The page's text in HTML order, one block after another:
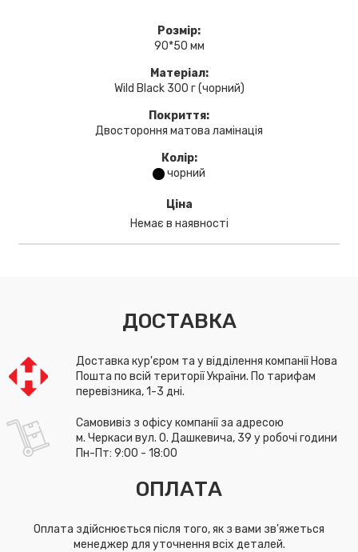
Розмір:
90*50 мм
Матеріал:
Wild Black 300 г (чорний)
Покриття:
Двостороння матова ламінація
Колір:
чорний
Ціна
Немає в наявності
ДОСТАВКА
Доставка кур'єром та у відділення компанії Нова
Пошта по всій території України. По тарифам
перевізника, 1-3 дні.
Самовивіз з офісу компанії за адресою
м. Черкаси вул. О. Дашкевича, 39 у робочі години
Пн-Пт: 9:00 - 18:00
ОПЛАТА
Оплата здійснюється після того, як з вами зв'яжеться
менеджер для уточнення всіх деталей.